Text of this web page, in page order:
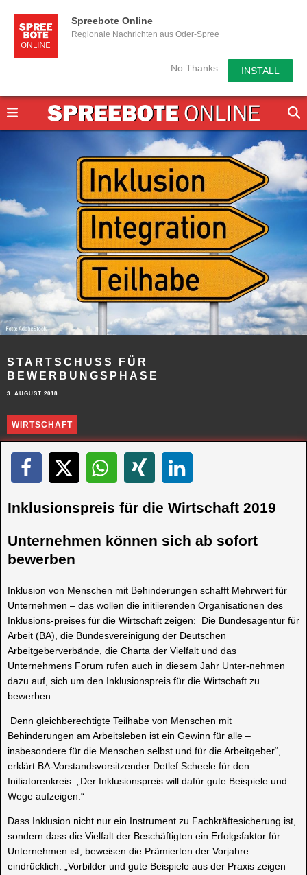
Spreebote Online
Regionale Nachrichten aus Oder-Spree
No Thanks INSTALL
STARTSCHUSS FÜR
BEWERBUNGSPHASE
3. AUGUST 2018
WIRTSCHAFT
Inklusionspreis für die Wirtschaft 2019
Unternehmen können sich ab sofort
bewerben
Inklusion von Menschen mit Behinderungen schafft Mehrwert für
Unternehmen – das wollen die initiierenden Organisationen des
Inklusions-preises für die Wirtschaft zeigen: Die Bundesagentur für
Arbeit (BA), die Bundesvereinigung der Deutschen
Arbeitgeberverbände, die Charta der Vielfalt und das
Unternehmens Forum rufen auch in diesem Jahr Unter-nehmen
dazu auf, sich um den Inklusionspreis für die Wirtschaft zu
bewerben.
Denn gleichberechtigte Teilhabe von Menschen mit
Behinderungen am Arbeitsleben ist ein Gewinn für alle –
insbesondere für die Menschen selbst und für die Arbeitgeber“,
erklärt BA-Vorstandsvorsitzender Detlef Scheele für den
Initiatorenkreis. „Der Inklusionspreis will dafür gute Beispiele und
Wege aufzeigen.“
Dass Inklusion nicht nur ein Instrument zu Fachkräftesicherung ist,
sondern dass die Vielfalt der Beschäftigten ein Erfolgsfaktor für
Unternehmen ist, beweisen die Prämierten der Vorjahre
eindrücklich. „Vorbilder und gute Beispiele aus der Praxis zeigen